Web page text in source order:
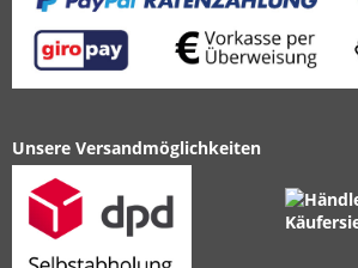
Unsere Versandmöglichkeiten